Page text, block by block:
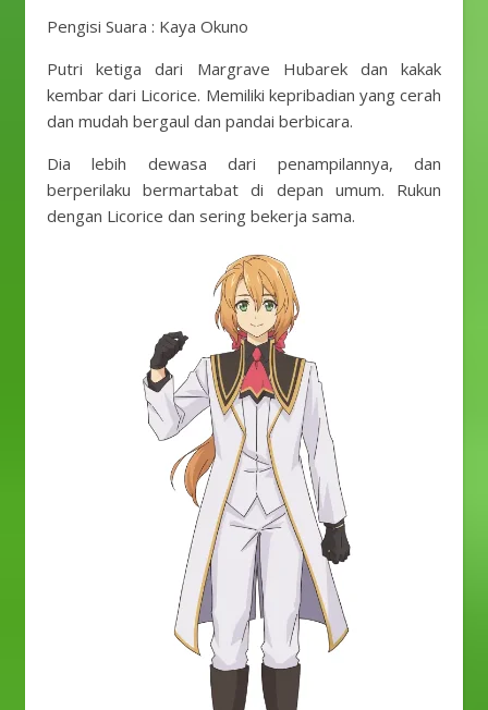
Pengisi Suara : Kaya Okuno
Putri ketiga dari Margrave Hubarek dan kakak
kembar dari Licorice. Memiliki kepribadian yang cerah
dan mudah bergaul dan pandai berbicara.
Dia lebih dewasa dari penampilannya, dan
berperilaku bermartabat di depan umum. Rukun
dengan Licorice dan sering bekerja sama.